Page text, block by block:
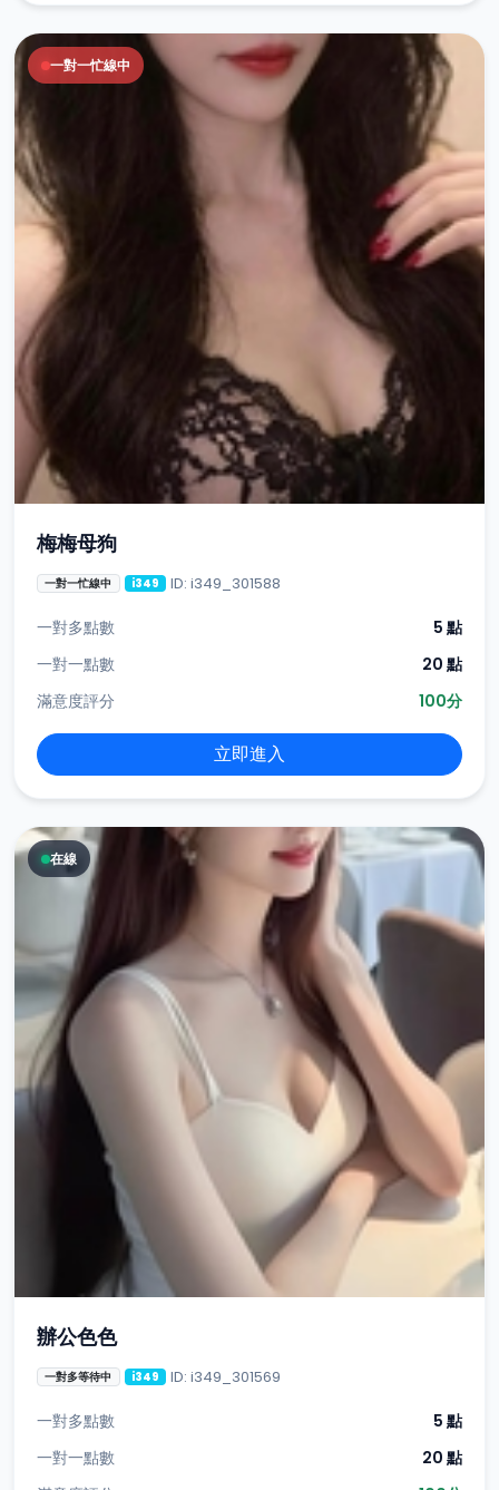
一對一忙線中
梅梅母狗
一對一忙線中 i349 ID: i349_301588
一對多點數
5 點
一對一點數
20 點
滿意度評分
100分
立即進入
在線
辦公色色
一對多等待中 i349 ID: i349_301569
一對多點數
5 點
一對一點數
20 點